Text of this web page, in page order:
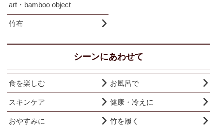
art・bamboo object
竹布
シーンにあわせて
食を楽しむ お風呂で
スキンケア 健康・冷えに
おやすみに 竹を履く